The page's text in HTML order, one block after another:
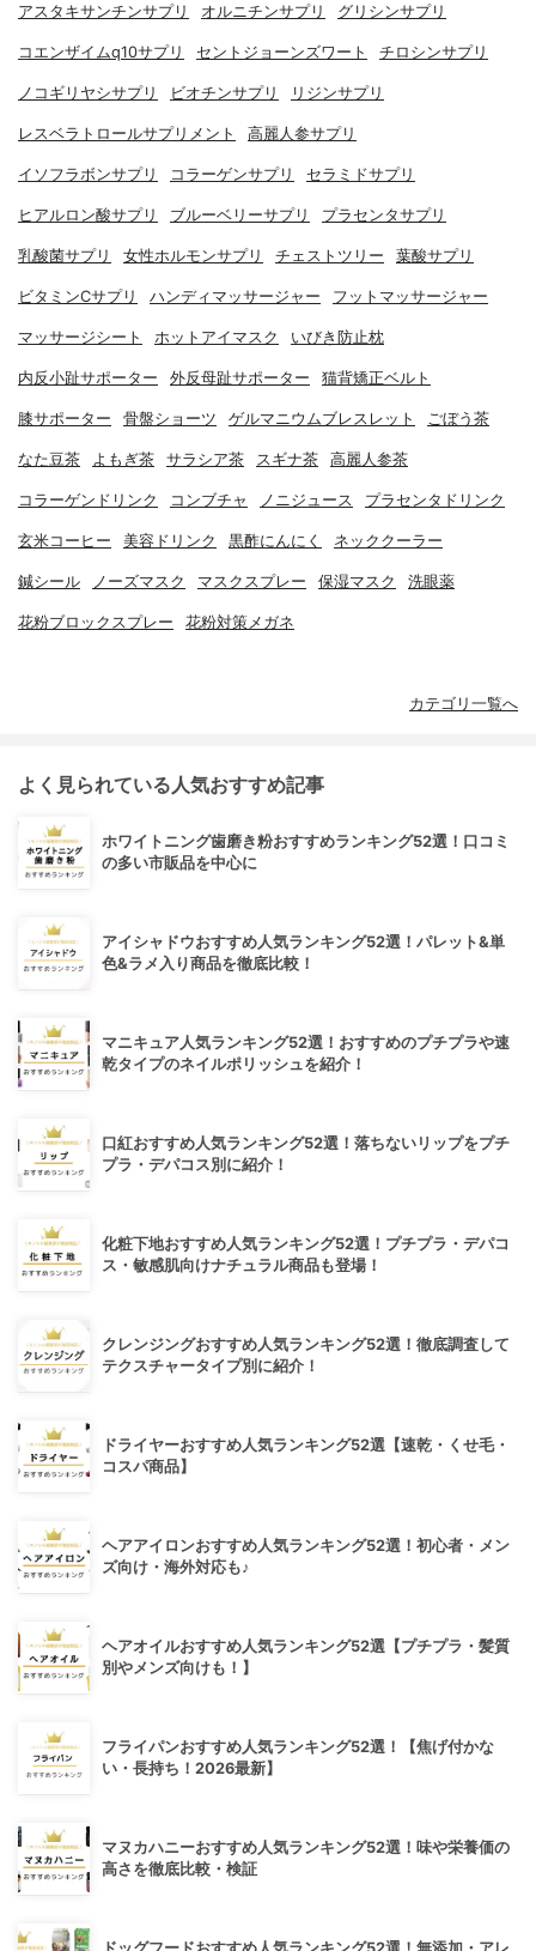
アスタキサンチンサプリ オルニチンサプリ グリシンサプリ
コエンザイムq10サプリ セントジョーンズワート チロシンサプリ
ノコギリヤシサプリ ビオチンサプリ リジンサプリ
レスベラトロールサプリメント 高麗人参サプリ
イソフラボンサプリ コラーゲンサプリ セラミドサプリ
ヒアルロン酸サプリ ブルーベリーサプリ プラセンタサプリ
乳酸菌サプリ 女性ホルモンサプリ チェストツリー 葉酸サプリ
ビタミンCサプリ ハンディマッサージャー フットマッサージャー
マッサージシート ホットアイマスク いびき防止枕
内反小趾サポーター 外反母趾サポーター 猫背矯正ベルト
膝サポーター 骨盤ショーツ ゲルマニウムブレスレット ごぼう茶
なた豆茶 よもぎ茶 サラシア茶 スギナ茶 高麗人参茶
コラーゲンドリンク コンブチャ ノニジュース プラセンタドリンク
玄米コーヒー 美容ドリンク 黒酢にんにく ネッククーラー
鍼シール ノーズマスク マスクスプレー 保湿マスク 洗眼薬
花粉ブロックスプレー 花粉対策メガネ
カテゴリ一覧へ
よく見られている人気おすすめ記事
ホワイトニング歯磨き粉おすすめランキング52選！口コミ
の多い市販品を中心に
アイシャドウおすすめ人気ランキング52選！パレット&単
色&ラメ入り商品を徹底比較！
マニキュア人気ランキング52選！おすすめのプチプラや速
乾タイプのネイルポリッシュを紹介！
口紅おすすめ人気ランキング52選！落ちないリップをプチ
プラ・デパコス別に紹介！
化粧下地おすすめ人気ランキング52選！プチプラ・デパコ
ス・敏感肌向けナチュラル商品も登場！
クレンジングおすすめ人気ランキング52選！徹底調査して
テクスチャータイプ別に紹介！
ドライヤーおすすめ人気ランキング52選【速乾・くせ毛・
コスパ商品】
ヘアアイロンおすすめ人気ランキング52選！初心者・メン
ズ向け・海外対応も♪
ヘアオイルおすすめ人気ランキング52選【プチプラ・髪質
別やメンズ向けも！】
フライパンおすすめ人気ランキング52選！【焦げ付かな
い・長持ち！2026最新】
マヌカハニーおすすめ人気ランキング52選！味や栄養価の
高さを徹底比較・検証